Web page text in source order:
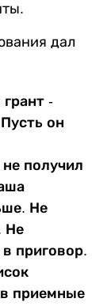
дал
-
он
получил
Не
Не
приговор.
приемные